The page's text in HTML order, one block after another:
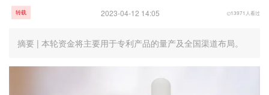
转载 2023-04-12 14:05 13971人看过
摘要 | 本轮资金将主要用于专利产品的量产及全国渠道布局。